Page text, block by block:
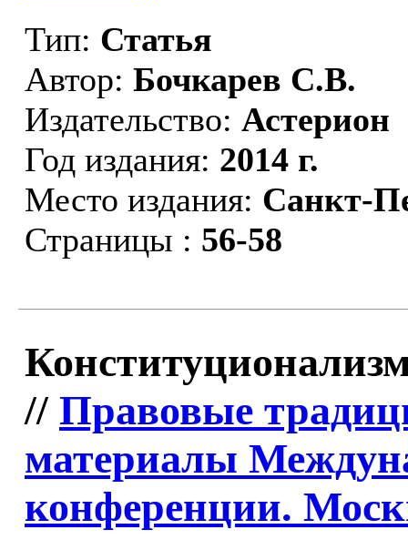
Тип: Статья
Автор: Бочкарев С.В.
Издательство: Астерион
Год издания: 2014 г.
Место издания: Санкт-
Страницы : 56-58
// Правовые
материалы
конференции.